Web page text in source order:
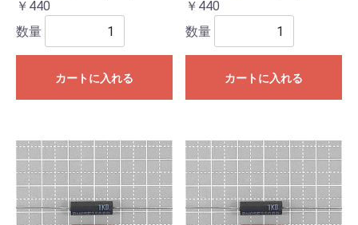
￥440
数量
カートに入れる
￥440
数量
カートに入れる